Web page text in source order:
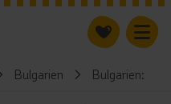
Bulgarien Bulgarien: